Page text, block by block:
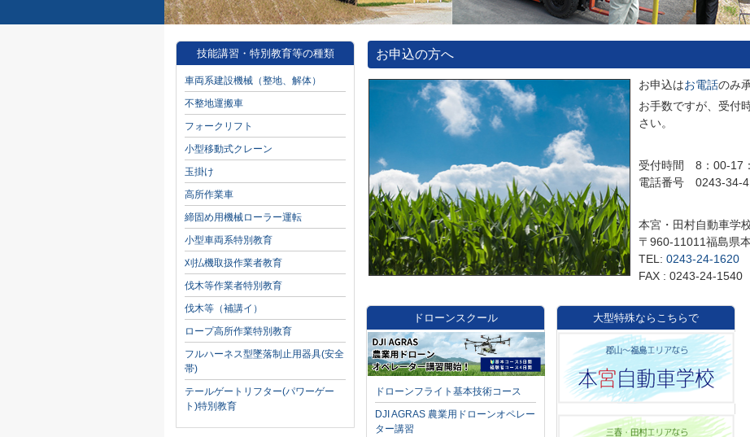
お申込の方へ
お申込はお電話のみ
お手数ですが、受付
さい。
受付時間 8：00-17
電話番号 0243-34-
本宮・田村自動車学
〒960-11011福島県
TEL: 0243-24-1620
FAX : 0243-24-1540
技能講習・特別教育等の種類
車両系建設機械（整地、解体）
不整地運搬車
フォークリフト
小型移動式クレーン
玉掛け
高所作業車
締固め用機械ローラー運転
小型車両系特別教育
刈払機取扱作業者教育
伐木等作業者特別教育
伐木等（補講イ）
ロープ高所作業特別教育
フルハーネス型墜落制止用器具(安全
帯)
テールゲートリフター(パワーゲー
ト)特別教育
ドローンスクール
ドローンフライト基本技術コース
DJI AGRAS 農業用ドローンオペレー
ター講習
大型特殊ならこちらで